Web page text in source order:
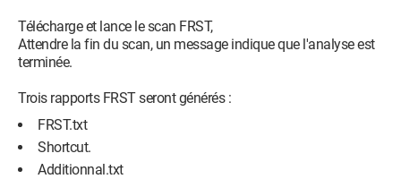
Télécharge et lance le scan FRST,
Attendre la fin du scan, un message indique que l'analyse est
terminée.
Trois rapports FRST seront générés :
FRST.txt
Shortcut.
Additionnal.txt